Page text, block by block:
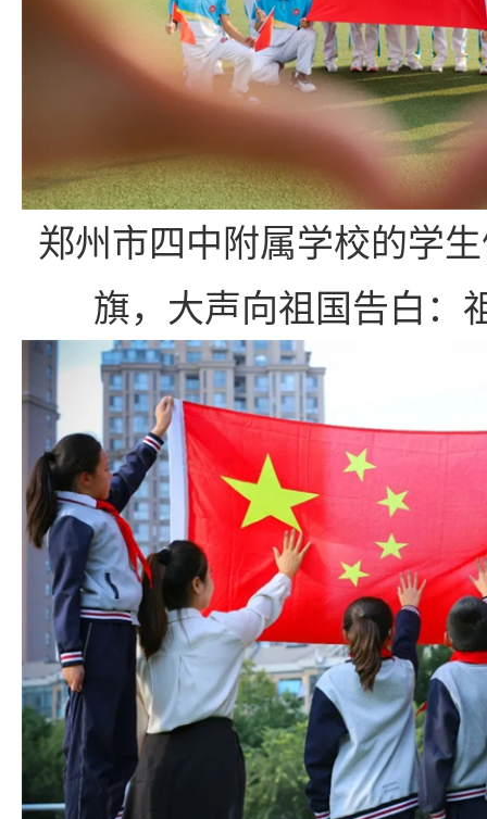
郑州市四中附属学校的学
旗，大声向祖国告白：